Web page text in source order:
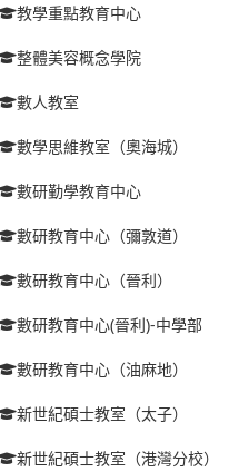
教學重點教育中心
整體美容概念學院
數人教室
數學思維教室（奧海城）
數研勤學教育中心
數研教育中心（彌敦道）
數研教育中心（晉利）
數研教育中心(晉利)-中學部
數研教育中心（油麻地）
新世紀碩士教室（太子）
新世紀碩士教室（港灣分校）